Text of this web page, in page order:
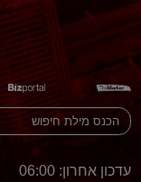
עדכון אחרון: 06:00